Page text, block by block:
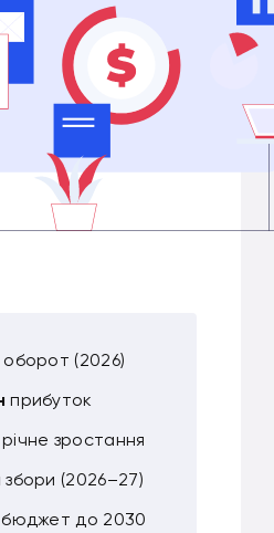
оборот (2026)
прибуток
річне зростання
збори (2026–27)
бюджет до 2030